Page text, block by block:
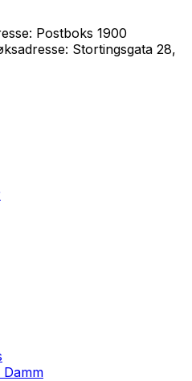
Postboks 1900
Stortingsgata 28,